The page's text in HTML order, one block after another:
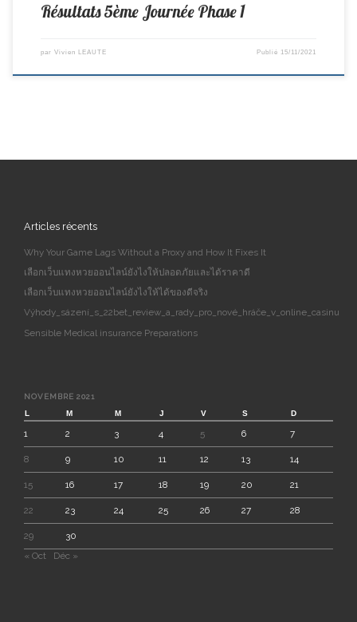
Résultats 5ème Journée Phase 1
par Vivien LEAUTE Publié 15/11/2021
Articles récents
Why Your Game Lags Without a Proxy and How It Fixes It
เลือกเว็บแทงหวยออนไลน์ยังไงให้ปลอดภัยและได้ราคาดี
เลือกเว็บแทงหวยออนไลน์ยังไงให้ได้ของดีจริง
Výhody_sázení_s_22bet_review_a_rady_pro_nové_hráče_v_online_casinu
Sensible Medical insurance Preparations
NOVEMBRE 2021
L
M M J V S D
1 2 3 4 5 6 7
8 9 10 11 12 13 14
15 16 17 18 19 20 21
22 23 24 25 26 27 28
29
30
« Oct
Déc »